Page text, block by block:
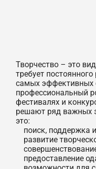
Творчество – это
требует
самых эффективных
профессиональный
фестивалях и
решают ряд важных
это:
поиск, поддержка
развитие
предоставление